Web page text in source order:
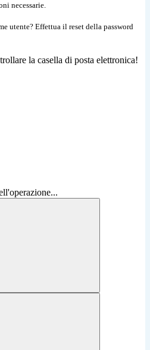
necessarie.
utente? Effettua il reset della password
la casella di posta elettronica!